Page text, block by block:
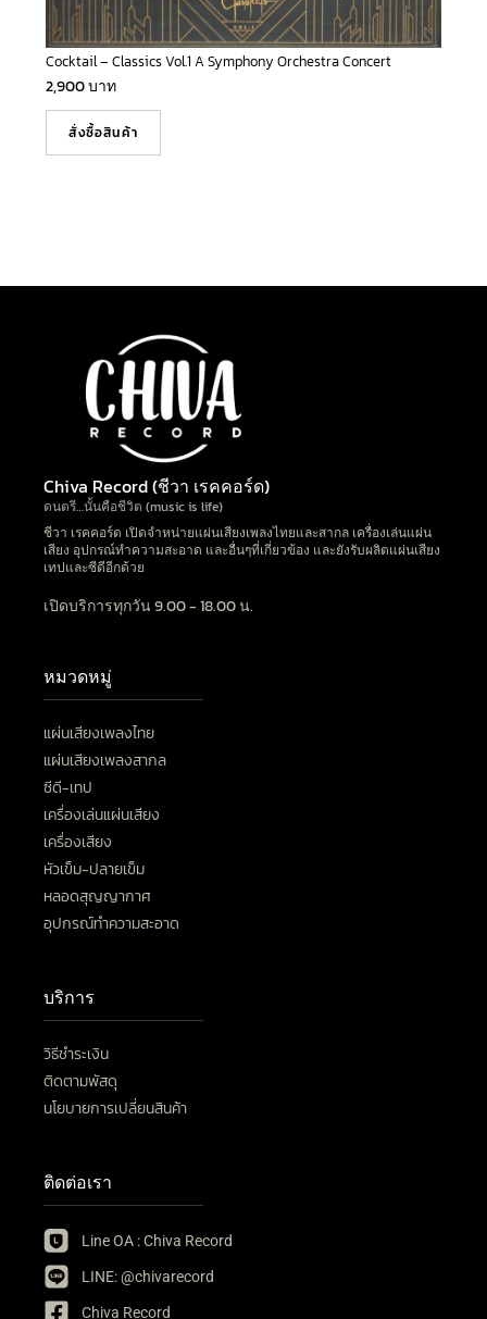
Cocktail – Classics Vol.1 A Symphony Orchestra Concert
2,900บาท
สั่งซื้อสินค้า
Chiva Record (ชีวา เรคคอร์ด)
ดนตรี…นั้นคือชีวิต (music is life)
ชีวา เรคคอร์ด เปิดจำหน่ายแผ่นเสียงเพลงไทยและสากล เครื่องเล่นแผ่น
เสียง อุปกรณ์ทำความสะอาด และอื่นๆที่เกี่ยวข้อง และยังรับผลิตแผ่นเสียง
เทปและซีดีอีกด้วย
เปิดบริการทุกวัน 9.00 - 18.00 น.
หมวดหมู่
แผ่นเสียงเพลงไทย
แผ่นเสียงเพลงสากล
ซีดี-เทป
เครื่องเล่นแผ่นเสียง
เครื่องเสียง
หัวเข็ม-ปลายเข็ม
หลอดสุญญากาศ
อุปกรณ์ทำความสะอาด
บริการ
วิธีชำระเงิน
ติดตามพัสดุ
นโยบายการเปลี่ยนสินค้า
ติดต่อเรา
Line OA : Chiva Record
LINE: @chivarecord
Chiva Record